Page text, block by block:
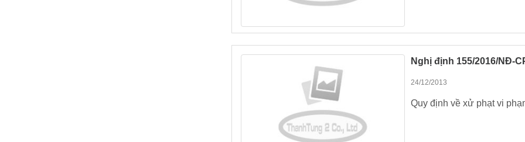
Nghị định 155/2016/NĐ-
24/12/2013
Quy định về xử phạt vi